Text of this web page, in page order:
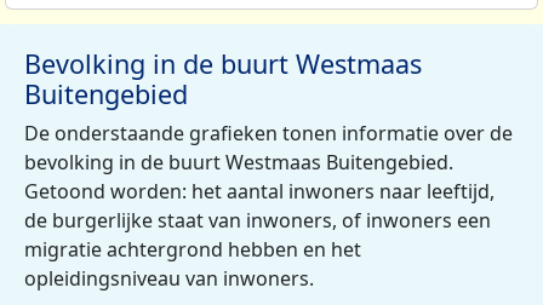
Bevolking in de buurt Westmaas
Buitengebied
De onderstaande grafieken tonen informatie over de
bevolking in de buurt Westmaas Buitengebied.
Getoond worden: het aantal inwoners naar leeftijd,
de burgerlijke staat van inwoners, of inwoners een
migratie achtergrond hebben en het
opleidingsniveau van inwoners.